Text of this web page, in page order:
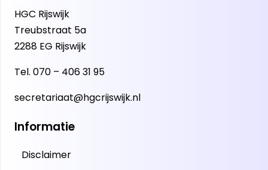
HGC Rijswijk
Treubstraat 5a
2288 EG Rijswijk
Tel. 070 – 406 31 95
secretariaat@hgcrijswijk.nl
Informatie
Disclaimer